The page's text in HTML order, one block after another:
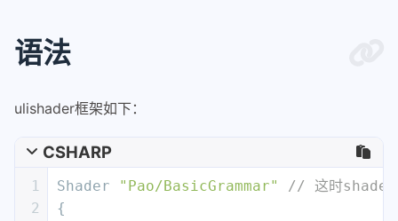
语法
ulishader框架如下：
CSHARP
1
2
Shader "Pao/BasicGrammar"
// 这时shader
{